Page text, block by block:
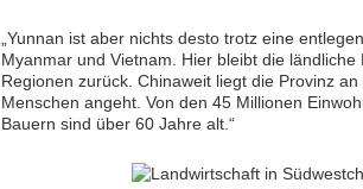
„Yunnan ist aber nichts desto trotz eine
Myanmar und Vietnam. Hier bleibt die
Regionen zurück. Chinaweit liegt die Provinz
Menschen angeht. Von den 45 Millionen
Bauern sind über 60 Jahre alt.“